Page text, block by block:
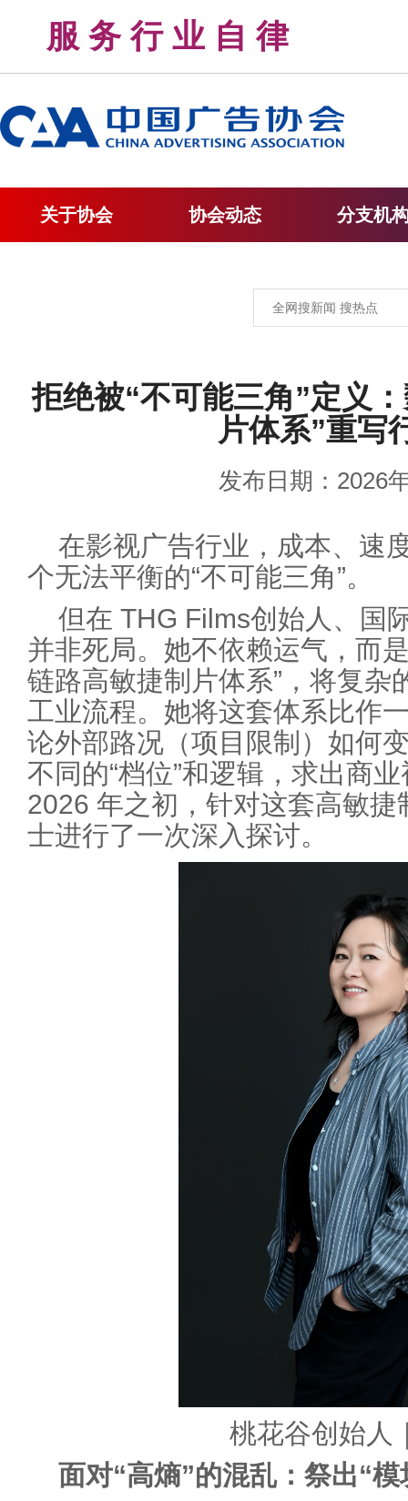
服 务 行 业 自 律
关于协会 协会动态 分支机
拒绝被“不可能三角”定义
片体系”重写
发布日期：2026
在影视广告行业，成本、速
个无法平衡的“不可能三角”。
但在 THG Films创始人、国
并非死局。她不依赖运气，而
链路高敏捷制片体系”，将复杂
工业流程。她将这套体系比作
论外部路况（项目限制）如何
不同的“档位”和逻辑，求出商
2026 年之初，针对这套高敏
士进行了一次深入探讨。
桃花谷创始人
面对“高熵”的混乱：祭出“